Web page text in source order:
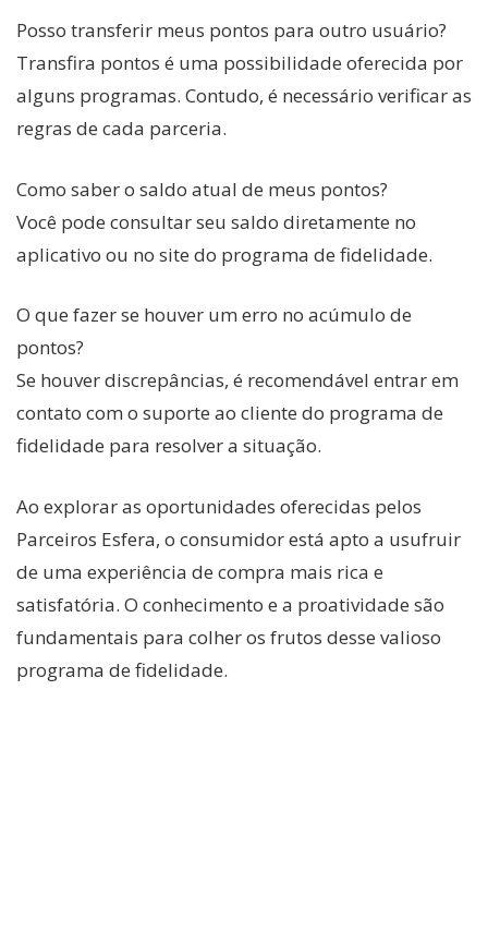
Posso transferir meus pontos para outro usuário?
Transfira pontos é uma possibilidade oferecida por
alguns programas. Contudo, é necessário verificar as
regras de cada parceria.
Como saber o saldo atual de meus pontos?
Você pode consultar seu saldo diretamente no
aplicativo ou no site do programa de fidelidade.
O que fazer se houver um erro no acúmulo de
pontos?
Se houver discrepâncias, é recomendável entrar em
contato com o suporte ao cliente do programa de
fidelidade para resolver a situação.
Ao explorar as oportunidades oferecidas pelos
Parceiros Esfera, o consumidor está apto a usufruir
de uma experiência de compra mais rica e
satisfatória. O conhecimento e a proatividade são
fundamentais para colher os frutos desse valioso
programa de fidelidade.